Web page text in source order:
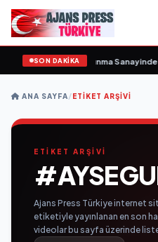
SON DAKİKA
Açıkladı ve Savunma
ANA SAYFA/ETIKET ARŞIVI
ETİKET ARŞİVİ
Ajans Press Türkiye internet
etiketiyle yayınlanan en son
videolar bu sayfa üzerinde